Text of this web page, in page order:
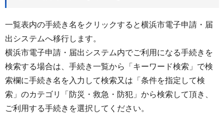
一覧表内の手続き名をクリックすると横浜市電子申請・届
出システムへ移行します。
横浜市電子申請・届出システム内でご利用になる手続きを
検索する場合は、手続き一覧から「キーワード検索」で検
索欄に手続き名を入力して検索又は「条件を指定して検
索」のカテゴリ「防災・救急・防犯」から検索して頂き、
ご利用する手続きを選択してください。